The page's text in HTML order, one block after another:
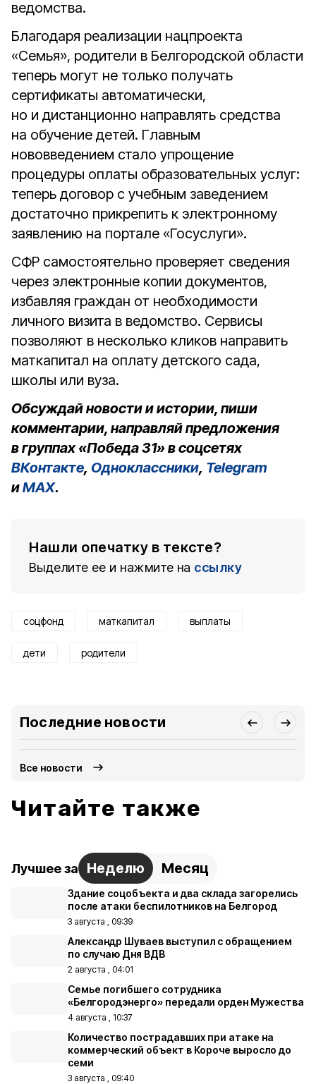
ведомства.
Благодаря реализации нацпроекта
«Семья», родители в Белгородской области
теперь могут не только получать
сертификаты автоматически,
но и дистанционно направлять средства
на обучение детей. Главным
нововведением стало упрощение
процедуры оплаты образовательных услуг:
теперь договор с учебным заведением
достаточно прикрепить к электронному
заявлению на портале «Госуслуги».
СФР самостоятельно проверяет сведения
через электронные копии документов,
избавляя граждан от необходимости
личного визита в ведомство. Сервисы
позволяют в несколько кликов направить
маткапитал на оплату детского сада,
школы или вуза.
Обсуждай новости и истории, пиши
комментарии, направляй предложения
в группах «Победа 31» в соцсетях
ВКонтакте, Одноклассники, Telegram
иMAX.
Нашли опечатку в тексте?
Выделите ее и нажмите на ссылку
соцфонд маткапитал выплаты
дети родители
Последние новости
Все новости
Читайте также
Лучшее за Неделю Месяц
Здание соцобъекта и два склада загорелись
после атаки беспилотников на Белгород
3 августа , 09:39
Александр Шуваев выступил с обращением
по случаю Дня ВДВ
2 августа , 04:01
Семье погибшего сотрудника
«Белгородэнерго» передали орден Мужества
4 августа , 10:37
Количество пострадавших при атаке на
коммерческий объект в Короче выросло до
семи
3 августа , 09:40